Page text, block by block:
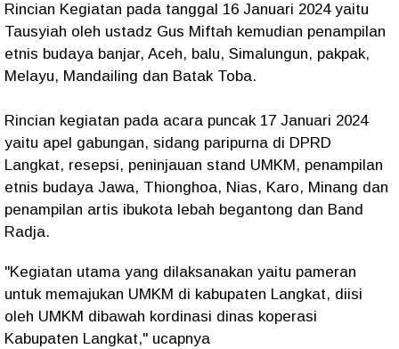
Rincian Kegiatan pada tanggal 16 Januari 2024 yaitu
Tausyiah oleh ustadz Gus Miftah kemudian penampilan
etnis budaya banjar, Aceh, balu, Simalungun, pakpak,
Melayu, Mandailing dan Batak Toba.
Rincian kegiatan pada acara puncak 17 Januari 2024
yaitu apel gabungan, sidang paripurna di DPRD
Langkat, resepsi, peninjauan stand UMKM, penampilan
etnis budaya Jawa, Thionghoa, Nias, Karo, Minang dan
penampilan artis ibukota lebah begantong dan Band
Radja.
"Kegiatan utama yang dilaksanakan yaitu pameran
untuk memajukan UMKM di kabupaten Langkat, diisi
oleh UMKM dibawah kordinasi dinas koperasi
Kabupaten Langkat," ucapnya